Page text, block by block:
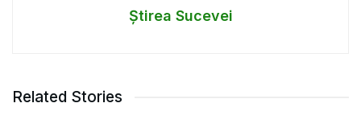
Știrea Sucevei
Related Stories